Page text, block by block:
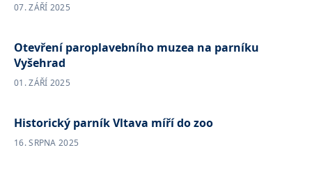
07. ZÁŘÍ 2025
Otevření paroplavebního muzea na parníku
Vyšehrad
01. ZÁŘÍ 2025
Historický parník Vltava míří do zoo
16. SRPNA 2025